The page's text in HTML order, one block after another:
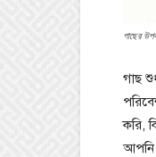
গাছের
গাছ
করি,
আপনি